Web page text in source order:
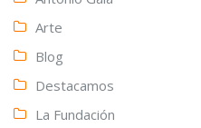
Arte
Blog
Destacamos
La Fundación